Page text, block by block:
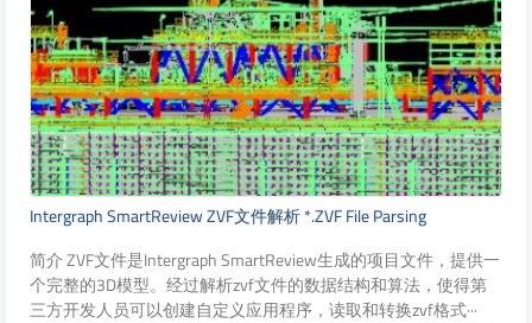
Intergraph SmartReview ZVF文件解析 *.ZVF File Parsing
简介 ZVF文件是Intergraph SmartReview生成的项目文件，提供一
个完整的3D模型。经过解析zvf文件的数据结构和算法，使得第
三方开发人员可以创建自定义应用程序，读取和转换zvf格式···